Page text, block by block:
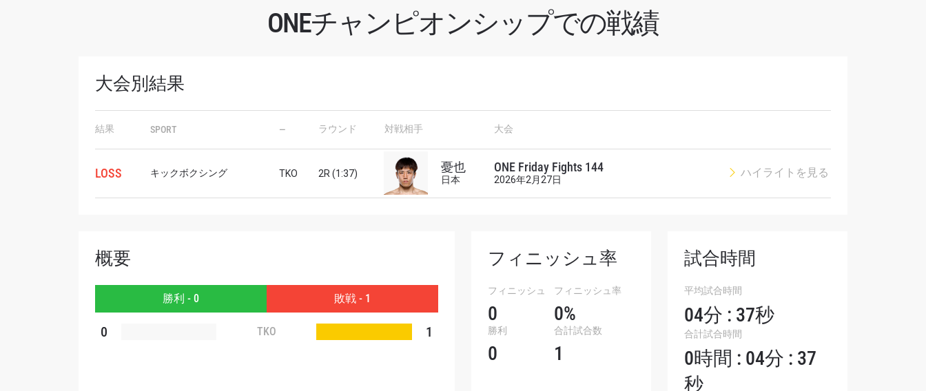
ONEチャンピオンシップでの戦績
大会別結果
結果 SPORT — ラウンド 対戦相手 大会
LOSS キックボクシング TKO 2R (1:37) 憂也
日本
ONE Friday Fights 144
2026年2月27日
ハイライトを見る
概要
勝利 - 0 敗戦 - 1
0 TKO 1
フィニッシュ率
フィニッシュ
0
フィニッシュ率
0%
勝利
0
合計試合数
1
試合時間
平均試合時間
04分 : 37秒
合計試合時間
0時間 : 04分 : 37
秒
対戦相手
大会
ハイライトを見る
ー、ライブイベントの最高の席をゲットするため今すぐ登録を！
Eメール
このフォームを送信することにより、お客様は当社の
プライバシーポリ
シーに基づく情報の収集、使用および開示に同意したことになります。
お客様は、いつでも配信を停止することができます。